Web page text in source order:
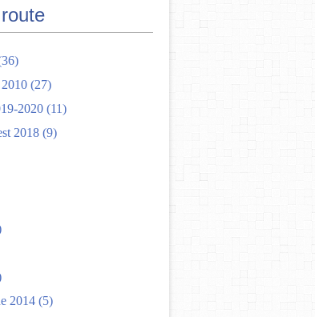
(27)
2020 (11)
2018 (9)
2014 (5)